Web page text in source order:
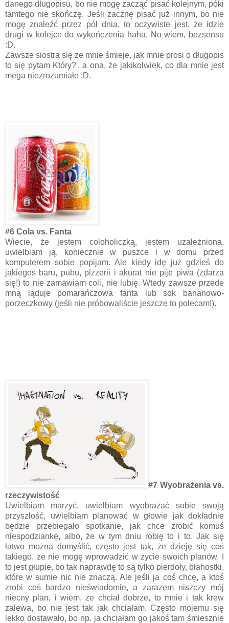
danego długopisu, bo nie mogę zacząć pisać kolejnym, póki
tamtego nie skończę. Jeśli zacznę pisać już innym, bo nie
mogę znaleźć przez pół dnia, to oczywiste jest, że idzie
drugi w kolejce do wykończenia haha. No wiem, bezsensu
:D.
Zawsze siostra się ze mnie śmieje, jak mnie prosi o długopis
to się pytam Który?', a ona, że jakikolwiek, co dla mnie jest
mega niezrozumiałe ;D.
#6 Cola vs. Fanta
Wiecie, że jestem coloholiczką, jestem uzależniona,
uwielbiam ją, koniecznie w puszce i w domu przed
komputerem sobie popijam. Ale kiedy idę już gdzieś do
jakiegoś baru, pubu, pizzerii i akurat nie pije piwa (zdarza
się!) to nie zamawiam coli, nie lubię. Wtedy zawsze przede
mną ląduje pomarańczowa fanta lub sok bananowo-
porzeczkowy (jeśli nie próbowaliście jeszcze to polecam!).
#7 Wyobrażenia vs.
rzeczywistość
Uwielbiam marzyć, uwielbiam wyobrażać sobie swoją
przyszłość, uwielbiam planować w głowie jak dokładnie
będzie przebiegało spotkanie, jak chce zrobić komuś
niespodziankę, albo, że w tym dniu robię to i to. Jak się
łatwo można domyślić, często jest tak, że dzieję się coś
takiego, że nie mogę wprowadzić w życie swoich planów. I
to jest głupie, bo tak naprawdę to są tylko pierdoły, błahostki,
które w sumie nic nie znaczą. Ale jeśli ja coś chcę, a ktoś
zrobi coś bardzo nieświadomie, a zarazem niszczy mój
niecny plan, i wiem, że chciał dobrze, to mnie i tak krew
zalewa, bo nie jest tak jak chciałam. Często mojemu się
lekko dostawało, bo np. ja chciałam go jakoś tam śmiesznie